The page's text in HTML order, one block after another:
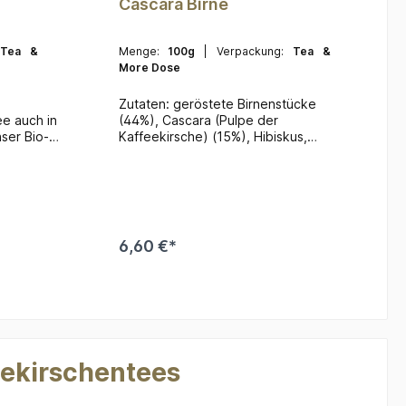
Tea &
auch in
Bio-
Cascara Birne
Menge: 100g | Verpackung: Tea &
More Dose
Zutaten: geröstete Birnenstücke
(44%), Cascara (Pulpe der
Kaffeekirsche) (15%), Hibiskus,
6,60 €*